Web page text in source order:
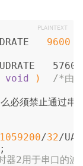
9600
57600
void )
/*由
必须禁止通过
/32/
;
器2用于串口的